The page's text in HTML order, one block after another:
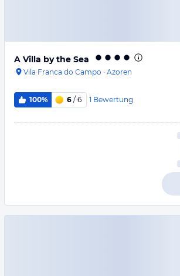
A Villa by the Sea
Vila Franca do Campo · Azoren
100% 6 / 6 1 Bewertung